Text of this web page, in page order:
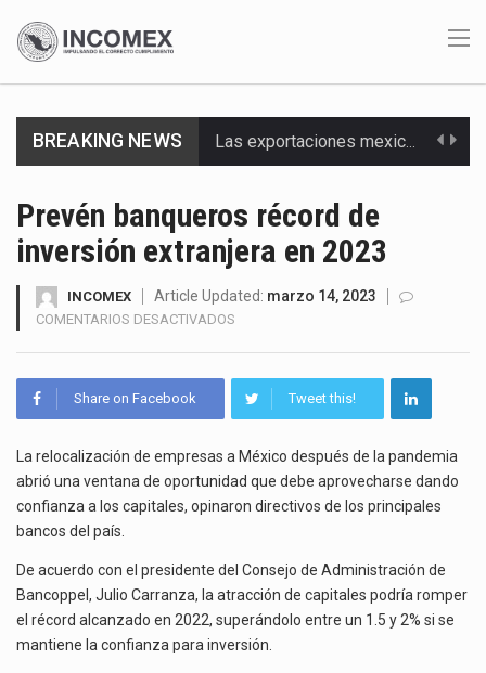
BREAKING NEWS Las exportaciones mexicanas de vehículos ligeros disminuyeron 9.67 % en julio a tasa anual, alcanzando…
La inversión fija bruta en México registró un aumento de 1.1% interanual en mayo de…
El Departamento de Agricultura de Estados Unidos (USDA) suspendió el 5 de agosto de 2026…
Prevén banqueros récord de
inversión extranjera en 2023
INCOMEX Article Updated: marzo 14, 2023
COMENTARIOS DESACTIVADOS
RÉCORD
DE
EXTRANJERA
EN
2023
Share on Facebook Tweet this!
La relocalización de empresas a México después de la pandemia
abrió una ventana de oportunidad que debe aprovecharse dando
confianza a los capitales, opinaron directivos de los principales
bancos del país.
De acuerdo con el presidente del Consejo de Administración de
Bancoppel, Julio Carranza, la atracción de capitales podría romper
el récord alcanzado en 2022, superándolo entre un 1.5 y 2% si se
mantiene la confianza para inversión.